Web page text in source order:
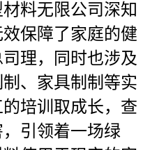
料无限公司深知
保障了家庭的健
理，同时也涉及
、家具制制等实
培训取成长，查
引领着一场绿